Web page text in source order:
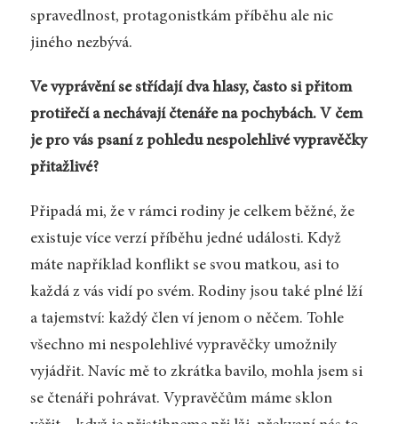
spravedlnost, protagonistkám příběhu ale nic
jiného nezbývá.
Ve vyprávění se střídají dva hlasy, často si přitom
protiřečí a nechávají čtenáře na pochybách. V čem
je pro vás psaní z pohledu nespolehlivé vypravěčky
přitažlivé?
Připadá mi, že v rámci rodiny je celkem běžné, že
existuje více verzí příběhu jedné události. Když
máte například konflikt se svou matkou, asi to
každá z vás vidí po svém. Rodiny jsou také plné lží
a tajemství: každý člen ví jenom o něčem. Tohle
všechno mi nespolehlivé vypravěčky umožnily
vyjádřit. Navíc mě to zkrátka bavilo, mohla jsem si
se čtenáři pohrávat. Vypravěčům máme sklon